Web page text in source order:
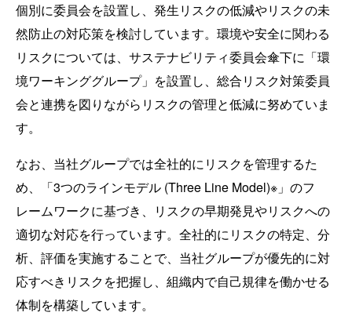
個別に委員会を設置し、発生リスクの低減やリスクの未
然防止の対応策を検討しています。環境や安全に関わる
リスクについては、サステナビリティ委員会傘下に「環
境ワーキンググループ」を設置し、総合リスク対策委員
会と連携を図りながらリスクの管理と低減に努めていま
す。
なお、当社グループでは全社的にリスクを管理するた
め、「3つのラインモデル (Three Line Model)※」のフ
レームワークに基づき、リスクの早期発見やリスクへの
適切な対応を行っています。全社的にリスクの特定、分
析、評価を実施することで、当社グループが優先的に対
応すべきリスクを把握し、組織内で自己規律を働かせる
体制を構築しています。